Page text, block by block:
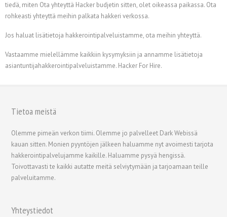
tiedä, miten Ota yhteyttä Hacker budjetin sitten, olet oikeassa paikassa. Ota
rohkeasti yhteyttä meihin palkata hakkeri verkossa.
Jos haluat lisätietoja hakkerointipalveluistamme, ota meihin yhteyttä.
Vastaamme mielellämme kaikkiin kysymyksiin ja annamme lisätietoja
asiantuntijahakkerointipalveluistamme. Hacker For Hire.
Tietoa meistä
Olemme pimeän verkon tiimi. Olemme jo palvelleet Dark Webissä
kauan sitten. Monien pyyntöjen jälkeen haluamme nyt avoimesti tarjota
hakkerointipalvelujamme kaikille. Haluamme pysyä hengissä.
Toivottavasti te kaikki autatte meitä selviytymään ja tarjoamaan teille
palveluitamme.
Yhteystiedot